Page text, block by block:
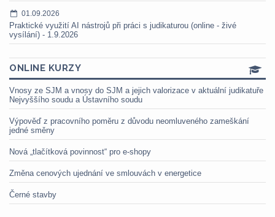
01.09.2026
Praktické využití AI nástrojů při práci s judikaturou (online - živé
vysílání) - 1.9.2026
ONLINE KURZY
Vnosy ze SJM a vnosy do SJM a jejich valorizace v aktuální judikatuře
Nejvyššího soudu a Ústavního soudu
Výpověď z pracovního poměru z důvodu neomluveného zameškání
jedné směny
Nová „tlačítková povinnost“ pro e-shopy
Změna cenových ujednání ve smlouvách v energetice
Černé stavby